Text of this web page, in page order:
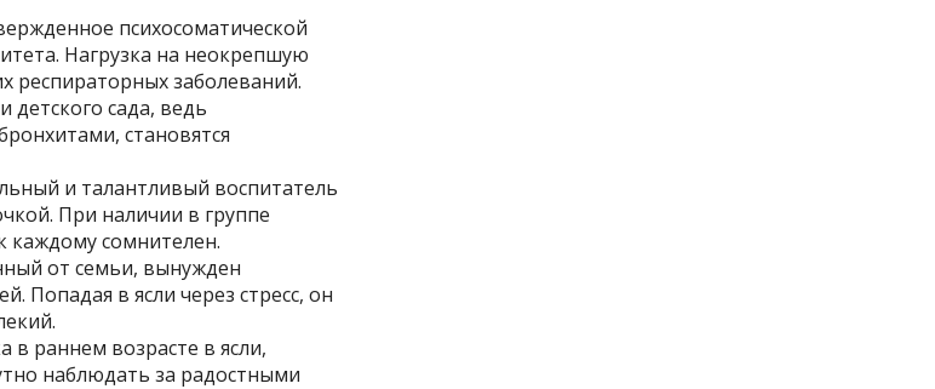
психосоматической
Нагрузка на неокрепшую
респираторных заболеваний.
сада, ведь
становятся
и талантливый воспитатель
При наличии в группе
каждому сомнителен.
от семьи, вынужден
Попадая в ясли через стресс, он
раннем возрасте в ясли,
наблюдать за радостными